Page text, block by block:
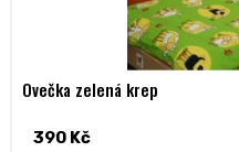
Ovečka zelená krep
390 Kč